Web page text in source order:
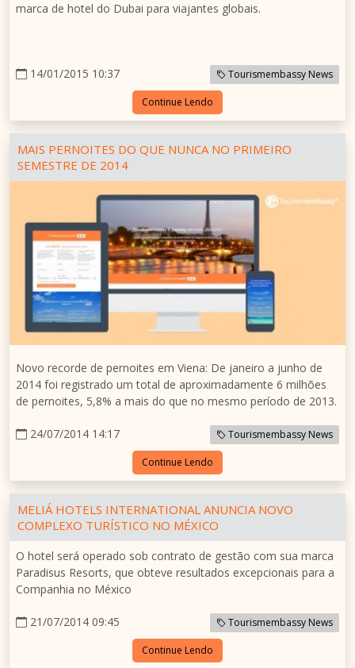
marca de hotel do Dubai para viajantes globais.
14/01/2015 10:37 Tourismembassy News
Continue Lendo
MAIS PERNOITES DO QUE NUNCA NO PRIMEIRO
SEMESTRE DE 2014
Novo recorde de pernoites em Viena: De janeiro a junho de
2014 foi registrado um total de aproximadamente 6 milhões
de pernoites, 5,8% a mais do que no mesmo período de 2013.
24/07/2014 14:17 Tourismembassy News
Continue Lendo
MELIÁ HOTELS INTERNATIONAL ANUNCIA NOVO
COMPLEXO TURÍSTICO NO MÉXICO
O hotel será operado sob contrato de gestão com sua marca
Paradisus Resorts, que obteve resultados excepcionais para a
Companhia no México
21/07/2014 09:45 Tourismembassy News
Continue Lendo